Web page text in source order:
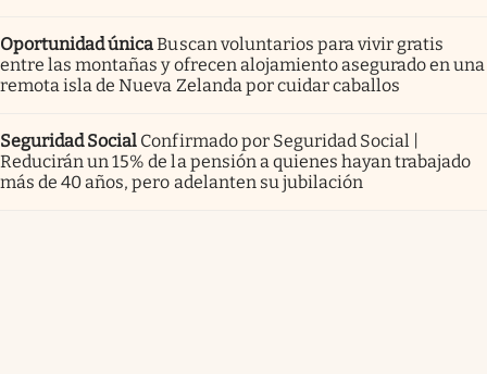
Oportunidad únicaBuscan voluntarios para vivir gratis
entre las montañas y ofrecen alojamiento asegurado en una
remota isla de Nueva Zelanda por cuidar caballos
Seguridad Social Confirmado por Seguridad Social |
Reducirán un 15% de la pensión a quienes hayan trabajado
más de 40 años, pero adelanten su jubilación